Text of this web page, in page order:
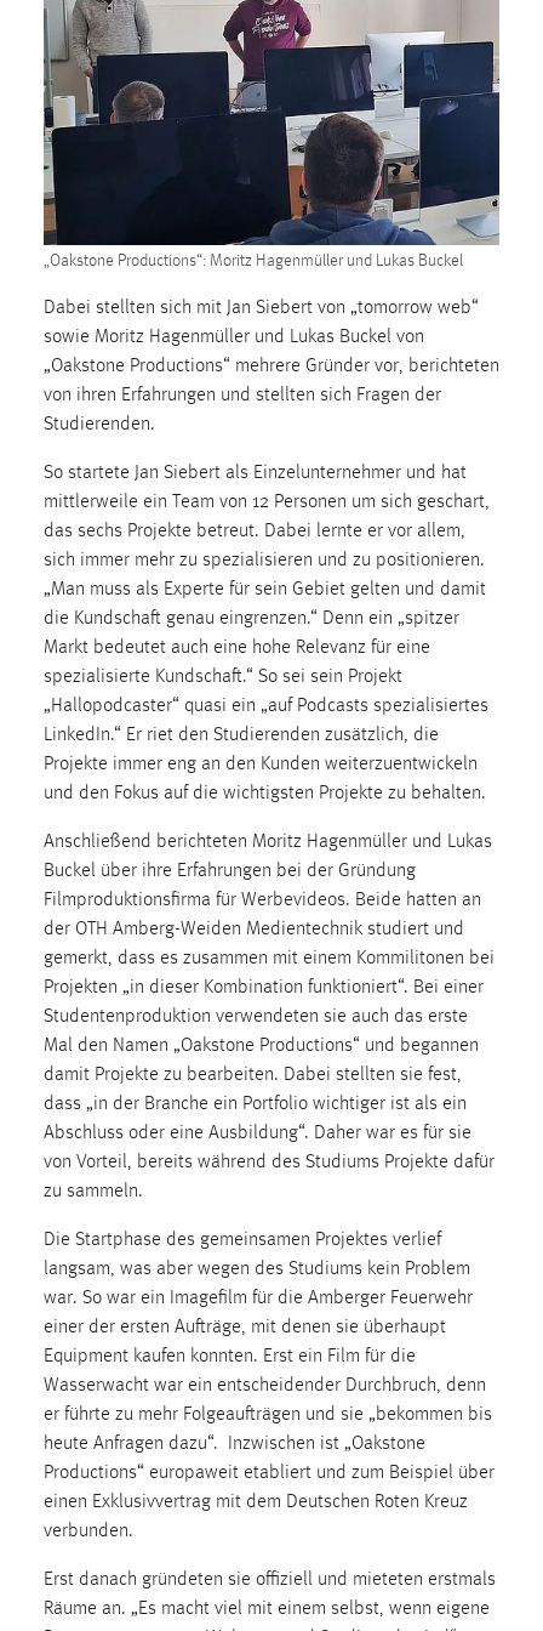
„Oakstone Productions“: Moritz Hagenmüller und Lukas Buckel
Dabei stellten sich mit Jan Siebert von „tomorrow web“
sowie Moritz Hagenmüller und Lukas Buckel von
„Oakstone Productions“ mehrere Gründer vor, berichteten
von ihren Erfahrungen und stellten sich Fragen der
Studierenden.
So startete Jan Siebert als Einzelunternehmer und hat
mittlerweile ein Team von 12 Personen um sich geschart,
das sechs Projekte betreut. Dabei lernte er vor allem,
sich immer mehr zu spezialisieren und zu positionieren.
„Man muss als Experte für sein Gebiet gelten und damit
die Kundschaft genau eingrenzen.“ Denn ein „spitzer
Markt bedeutet auch eine hohe Relevanz für eine
spezialisierte Kundschaft.“ So sei sein Projekt
„Hallopodcaster“ quasi ein „auf Podcasts spezialisiertes
LinkedIn.“ Er riet den Studierenden zusätzlich, die
Projekte immer eng an den Kunden weiterzuentwickeln
und den Fokus auf die wichtigsten Projekte zu behalten.
Anschließend berichteten Moritz Hagenmüller und Lukas
Buckel über ihre Erfahrungen bei der Gründung
Filmproduktionsfirma für Werbevideos. Beide hatten an
der OTH Amberg-Weiden Medientechnik studiert und
gemerkt, dass es zusammen mit einem Kommilitonen bei
Projekten „in dieser Kombination funktioniert“. Bei einer
Studentenproduktion verwendeten sie auch das erste
Mal den Namen „Oakstone Productions“ und begannen
damit Projekte zu bearbeiten. Dabei stellten sie fest,
dass „in der Branche ein Portfolio wichtiger ist als ein
Abschluss oder eine Ausbildung“. Daher war es für sie
von Vorteil, bereits während des Studiums Projekte dafür
zu sammeln.
​Die Startphase des gemeinsamen Projektes verlief
langsam, was aber wegen des Studiums kein Problem
war. So war ein Imagefilm für die Amberger Feuerwehr
einer der ersten Aufträge, mit denen sie überhaupt
Equipment kaufen konnten. Erst ein Film für die
Wasserwacht war ein entscheidender Durchbruch, denn
er führte zu mehr Folgeaufträgen und sie „bekommen bis
heute Anfragen dazu“. Inzwischen ist „Oakstone
Productions“ europaweit etabliert und zum Beispiel über
einen Exklusivvertrag mit dem Deutschen Roten Kreuz
verbunden.
Erst danach gründeten sie offiziell und mieteten erstmals
Räume an. „Es macht viel mit einem selbst, wenn eigene
1 Jahr
Performance
Für performante Seitenauslieferung wird in diesem Cookie
gespeichert, ob man eingeloggt ist.
Sprachpräferenz
Name:
site-language-preference
Das Cookie speichert die gewählte Sprache der Website.
Cookie Laufzeit:
Chat
Name:
MibewSessionID, MIBEW_UserID, mibew_locale, mibew-
chat-frame-style-5e9dbeb1811c0446
Zweck:
Wird benötigt um die Chatfunktion nutzen zu können.
Cookie Laufzeit:
MibewSessionID, mibew-chat-frame-style-
5e9dbeb1811c0446 = Sitzungslaufzeit, mibew_locale = 3
Jahre, MIBEW_UserID = 1 Jahr
Login
Name:
fe_user, be_user, be_lastLoginProvider
Zweck:
Dieser Cookie ist notwendig um sich an der Website
einloggen zu können.
24 Stunden
STATISTIK
Statistik Cookies erfassen Informationen anonym.
Diese Informationen helfen uns zu verstehen, wie
unsere Besucher unsere Website nutzen.
Matomo
Name:
Zweck: